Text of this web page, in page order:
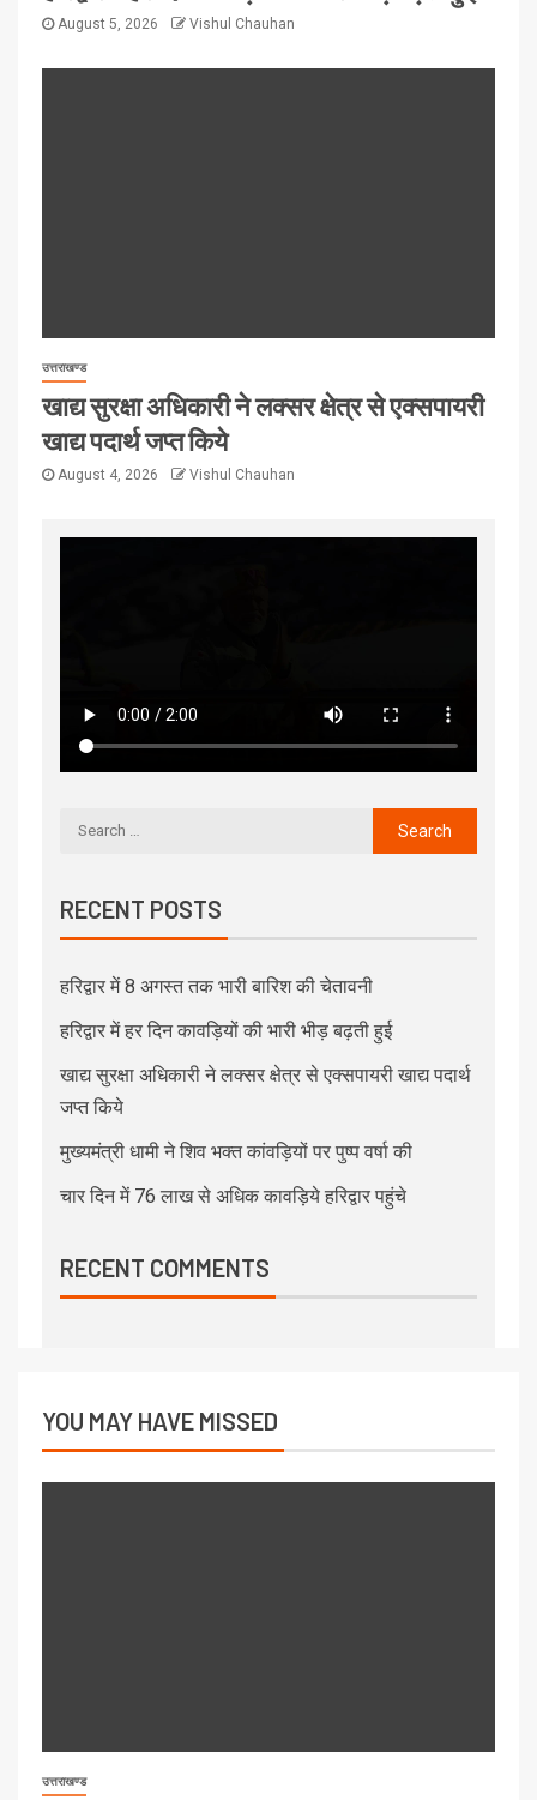
August 5, 2026 Vishul Chauhan
उत्तराखण्ड
खाद्य सुरक्षा अधिकारी ने लक्सर क्षेत्र से एक्सपायरी
खाद्य पदार्थ जप्त किये
August 4, 2026 Vishul Chauhan
RECENT POSTS
हरिद्वार में 8 अगस्त तक भारी बारिश की चेतावनी
हरिद्वार में हर दिन कावड़ियों की भारी भीड़ बढ़ती हुई
खाद्य सुरक्षा अधिकारी ने लक्सर क्षेत्र से एक्सपायरी खाद्य पदार्थ
जप्त किये
मुख्यमंत्री धामी ने शिव भक्त कांवड़ियों पर पुष्प वर्षा की
चार दिन में 76 लाख से अधिक कावड़िये हरिद्वार पहुंचे
RECENT COMMENTS
YOU MAY HAVE MISSED
उत्तराखण्ड